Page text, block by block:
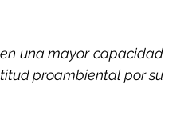
una mayor capacidad
proambiental por su